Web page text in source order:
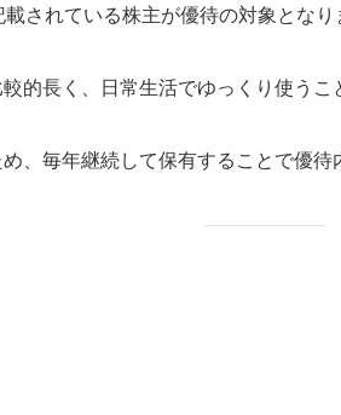
されている株主が優待の対象となり
的長く、日常生活でゆっくり使うこ
、毎年継続して保有することで優待